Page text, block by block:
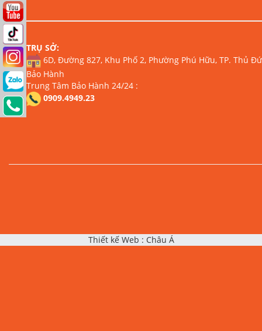
TRỤ SỞ:
6D, Đường 827, Khu Phố 2, Phường Phú Hữu, TP. Thủ
Bảo Hành
Trung Tâm Bảo Hành 24/24 :
0909.4949.23
Thiết kế Web : Châu Á